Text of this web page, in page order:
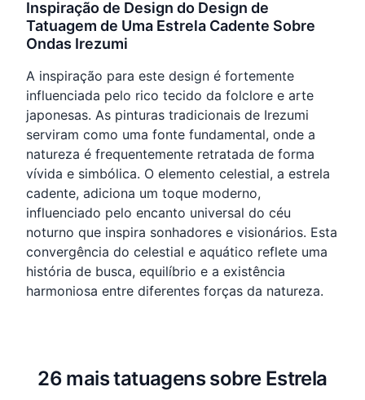
Inspiração de Design do Design de
Tatuagem de Uma Estrela Cadente Sobre
Ondas Irezumi
A inspiração para este design é fortemente
influenciada pelo rico tecido da folclore e arte
japonesas. As pinturas tradicionais de Irezumi
serviram como uma fonte fundamental, onde a
natureza é frequentemente retratada de forma
vívida e simbólica. O elemento celestial, a estrela
cadente, adiciona um toque moderno,
influenciado pelo encanto universal do céu
noturno que inspira sonhadores e visionários. Esta
convergência do celestial e aquático reflete uma
história de busca, equilíbrio e a existência
harmoniosa entre diferentes forças da natureza.
26 mais tatuagens sobre Estrela